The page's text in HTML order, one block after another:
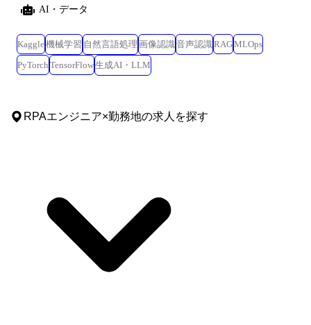
AI・データ
Kaggle機械学習 自然言語処理 画像認識 音声認識 RAGMLOps
PyTorch TensorFlow生成AI・LLM
RPAエンジニア×勤務地の求人を探す